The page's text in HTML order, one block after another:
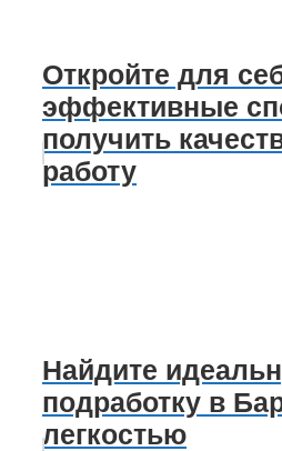
Откройте для
эффективные
получить
работу
Найдите
подработку в
легкостью